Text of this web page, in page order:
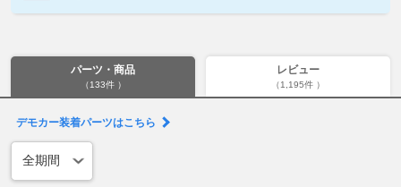
パーツ・商品
（133件 ）
レビュー
（1,195件 ）
デモカー装着パーツはこちら